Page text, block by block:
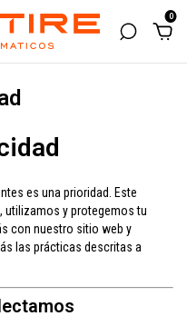
0
es una prioridad. Este
y protegemos tu
con nuestro sitio web y
las prácticas descritas a